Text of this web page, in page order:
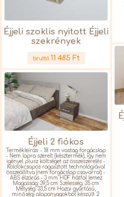
Éjjeli szoklis nyitott Éjjeli
szekrények
Részletek
bruttó 11 485 Ft
Éjjeli 2 fiókos
Termékleírás: - 18 mm vastag forgácslap
- Nem lapra szerelt (késztermék), így nem
igényel plusz költséget az összeszerelés -
Köldökcsapos ragasztott technológiával
összeállítva (nem forgácslap csavarral) -
ABS élzárás - 3 mm HDF hátfal lemez
Magasság: 39,5 cm Szélesség: 35 cm
Mélység: 33,5 cm Hazai gyártású,
minőségi alapanyagokból készült 2